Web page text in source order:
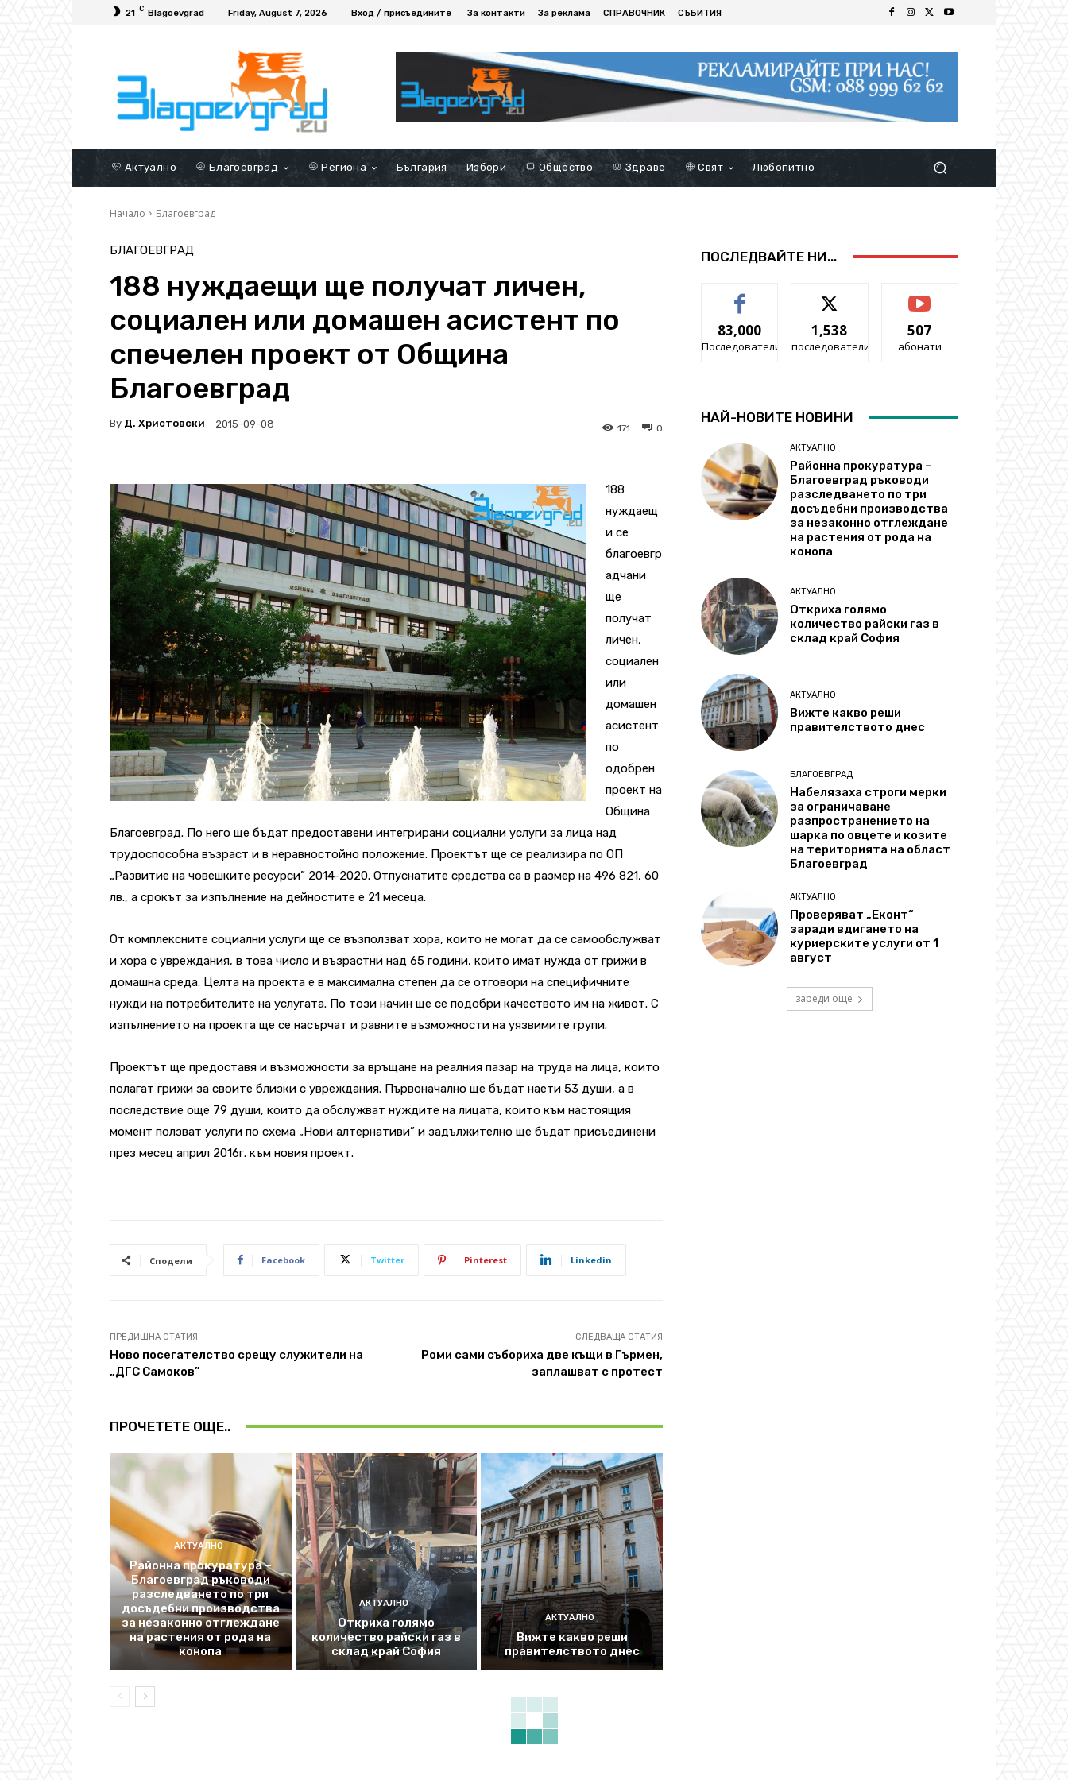
21 C Blagoevgrad Friday, August 7, 2026 Вход / присъедините За контакти За реклама СПРАВОЧНИК СЪБИТИЯ
Актуално Благоевград Региона България Избори Общество Здраве Свят Любопитно
Начало Благоевград
БЛАГОЕВГРАД
188 нуждаещи ще получат личен,
социален или домашен асистент по
спечелен проект от Община
Благоевград
By Д. Христовски 2015-09-08 0
171
188
нуждаещ
и се
благоевгр
адчани
ще
получат
личен,
социален
или
домашен
асистент
по
одобрен
проект на
Община
Благоевград. По него ще бъдат предоставени интегрирани социални услуги за лица над
трудоспособна възраст и в неравностойно положение. Проектът ще се реализира по ОП
„Развитие на човешките ресурси” 2014-2020. Отпуснатите средства са в размер на 496 821, 60
лв., а срокът за изпълнение на дейностите е 21 месеца.
От комплексните социални услуги ще се възползват хора, които не могат да се самообслужват
и хора с увреждания, в това число и възрастни над 65 години, които имат нужда от грижи в
домашна среда. Целта на проекта е в максимална степен да се отговори на специфичните
нужди на потребителите на услугата. По този начин ще се подобри качеството им на живот. С
изпълнението на проекта ще се насърчат и равните възможности на уязвимите групи.
Проектът ще предоставя и възможности за връщане на реалния пазар на труда на лица, които
полагат грижи за своите близки с увреждания. Първоначално ще бъдат наети 53 души, а в
последствие още 79 души, които да обслужват нуждите на лицата, които към настоящия
момент ползват услуги по схема „Нови алтернативи” и задължително ще бъдат присъединени
през месец април 2016г. към новия проект.
Сподели Facebook Twitter Pinterest Linkedin
ПРЕДИШНА СТАТИЯ
Ново посегателство срещу служители на
„ДГС Самоков”
СЛЕДВАЩА СТАТИЯ
Роми сами събориха две къщи в Гърмен,
заплашват с протест
ПРОЧЕТЕТЕ ОЩЕ..
АКТУАЛНО
Районна прокуратура –
Благоевград ръководи
разследването по три
досъдебни производства
за незаконно отглеждане
на растения от рода на
конопа
АКТУАЛНО
Откриха голямо
количество райски газ в
склад край София
АКТУАЛНО
Вижте какво реши
правителството днес
ПОСЛЕДВАЙТЕ НИ...
83,000
Последователи
1,538
последователи
507
абонати
НАЙ-НОВИТЕ НОВИНИ
АКТУАЛНО
Районна прокуратура –
Благоевград ръководи
разследването по три
досъдебни производства
за незаконно отглеждане
на растения от рода на
конопа
АКТУАЛНО
Откриха голямо
количество райски газ в
склад край София
АКТУАЛНО
Вижте какво реши
правителството днес
БЛАГОЕВГРАД
Набелязаха строги мерки
за ограничаване
разпространението на
шарка по овцете и козите
на територията на област
Благоевград
АКТУАЛНО
Проверяват „Еконт“
заради вдигането на
куриерските услуги от 1
август
зареди още